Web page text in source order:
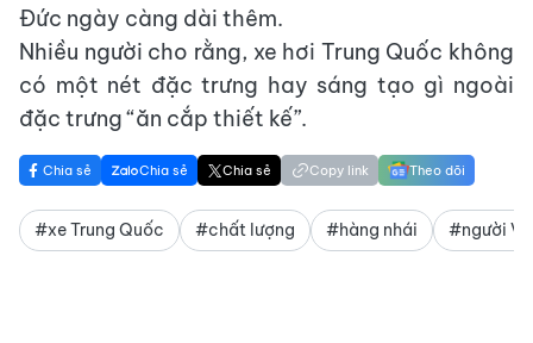
Đức ngày càng dài thêm.
Nhiều người cho rằng, xe hơi Trung Quốc không
có một nét đặc trưng hay sáng tạo gì ngoài
đặc trưng “ăn cắp thiết kế”.
Chia sẻ Chia sẻ Chia sẻ Copy link Theo dõi
#xe Trung Quốc #chất lượng #hàng nhái #người